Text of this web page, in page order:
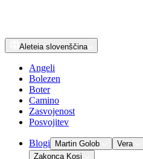
Aleteia slovenščina
Angeli
Bolezen
Boter
Camino
Zasvojenost
Posvojitev
Blogi Martin Golob Vera
Zakonca Kosi